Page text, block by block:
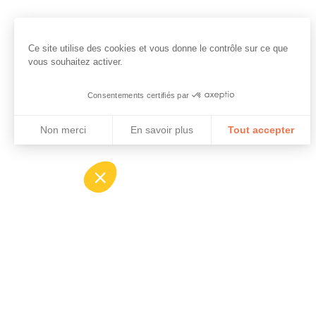
Ce site utilise des cookies et vous donne le contrôle sur ce que
vous souhaitez activer.
Consentements certifiés par
Non merci En savoir plus Tout accepter
Notre plateforme vous permet d'adapter et de gérer vos